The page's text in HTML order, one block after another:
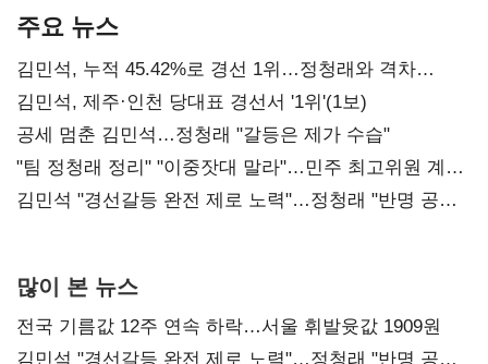
주요 뉴스
김민석, 누적 45.42%로 경선 1위…정청래와 격차
0.86%p(2보)
김민석, 제주·인천 당대표 경선서 '1위'(1보)
공세 멈춘 김민석…정청래 "갈등은 제가 수습"
"팀 정청래 정리" "이중잣대 말라"…민주 최고위원 계파
다툼 격화
김민석 "경선갈등 완전 제로 노력"…정청래 "반명 공세
많이 본 뉴스
전국 기름값 12주 연속 하락…서울 휘발윳값 1909원
김민석 "경선갈등 완전 제로 노력"…정청래 "반명 공세